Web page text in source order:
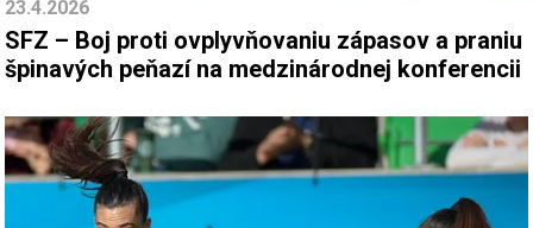
23.4.2026
SFZ – Boj proti ovplyvňovaniu zápasov a praniu
špinavých peňazí na medzinárodnej konferencii